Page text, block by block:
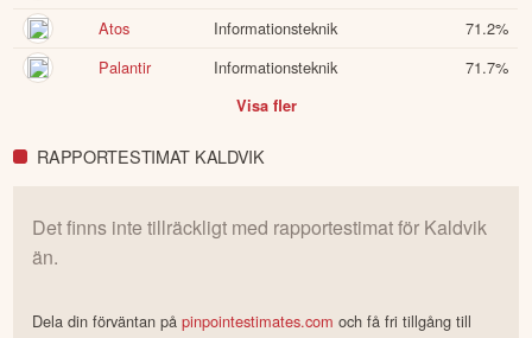
Atos
Informationsteknik 71.2%
Palantir
Informationsteknik 71.7%
Visa fler
RAPPORTESTIMAT KALDVIK
Det finns inte tillräckligt med rapportestimat för Kaldvik
än.
Dela din förväntan påpinpointestimates.com och få fri tillgång till